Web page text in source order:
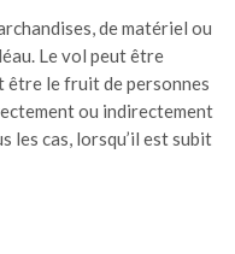
de matériel ou
Le vol peut être
être le fruit de personnes
ou indirectement
les cas, lorsqu’il est subit